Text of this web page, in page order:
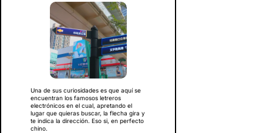
Una de sus curiosidades es que aquí se
encuentran los famosos letreros
electrónicos en el cual, apretando el
lugar que quieras buscar, la flecha gira y
te indica la dirección. Eso si, en perfecto
chino.